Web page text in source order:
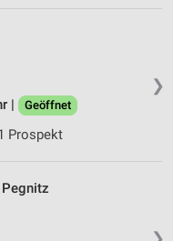
❯
|
Geöffnet
Prospekt
Pegnitz